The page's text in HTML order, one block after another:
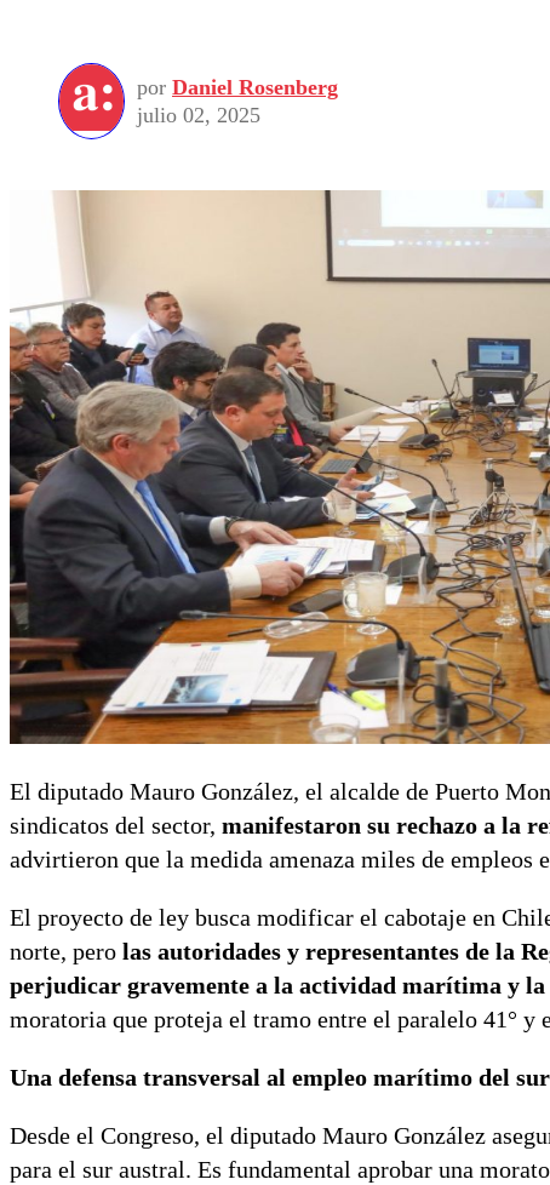
por Daniel Rosenberg
julio 02, 2025
El diputado Mauro González, el alcalde de Puerto
sindicatos del sector, manifestaron su rechazo a la
advirtieron que la medida amenaza miles de empleos
El proyecto de ley busca modificar el cabotaje en
norte, pero las autoridades y representantes de la
perjudicar gravemente a la actividad marítima y la
moratoria que proteja el tramo entre el paralelo 41° y
Una defensa transversal al empleo marítimo del sur
Desde el Congreso, el diputado Mauro González
para el sur austral. Es fundamental aprobar una